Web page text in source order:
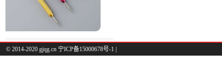
© 2014-2020 gjqg.cn 宁ICP备15000678号-1 |